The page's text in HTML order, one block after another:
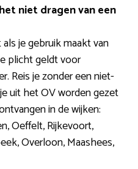
niet dragen van een
je gebruik maakt van
plicht geldt voor
Reis je zonder een niet-
uit het OV worden gezet
in de wijken:
Oeffelt, Rijkevoort,
Overloon, Maashees,